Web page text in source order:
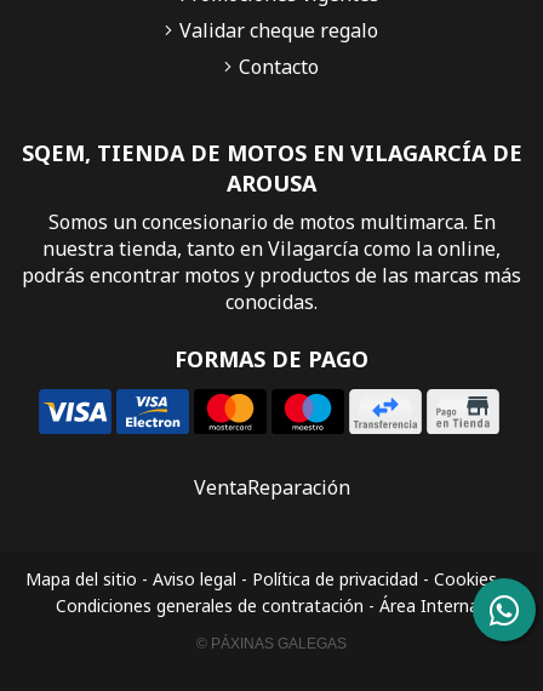
SQEM, TIENDA DE MOTOS EN VILAGARCÍA DE
AROUSA
Somos un concesionario de motos multimarca. En
nuestra tienda, tanto en Vilagarcía como la online,
podrás encontrar motos y productos de las marcas más
conocidas.
FORMAS DE PAGO
Validar cheque regalo
Contacto
VentaReparación
Mapa del sitio - Aviso legal - Política de privacidad - Cookies-
Condiciones generales de contratación - Área Interna
© PÁXINAS GALEGAS